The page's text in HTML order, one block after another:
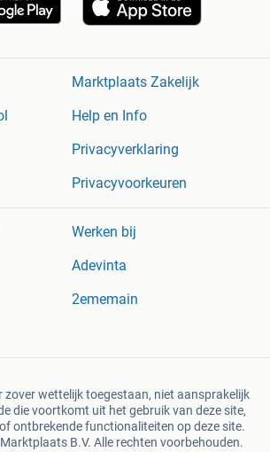
Marktplaats Zakelijk
Help en Info
Privacyverklaring
Privacyvoorkeuren
Werken bij
Adevinta
2ememain
zover wettelijk toegestaan, niet aansprakelijk
die voortkomt uit het gebruik van deze site,
ontbrekende functionaliteiten op deze site.
B.V. Alle rechten voorbehouden.